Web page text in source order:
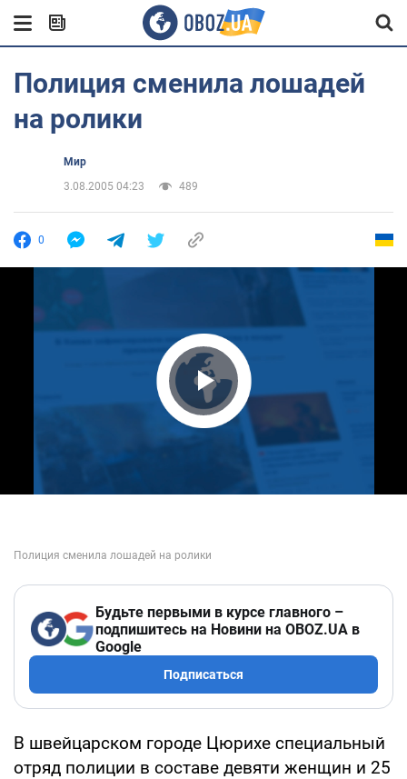
Полиция сменила лошадей
на ролики
Мир
3.08.2005 04:23
489
0
Play Video
Будьте первыми в курсе главного –
подпишитесь на Новини на OBOZ.UA в
Google
Подписаться
В швейцарском городе Цюрихе специальный
отряд полиции в составе девяти женщин и 25